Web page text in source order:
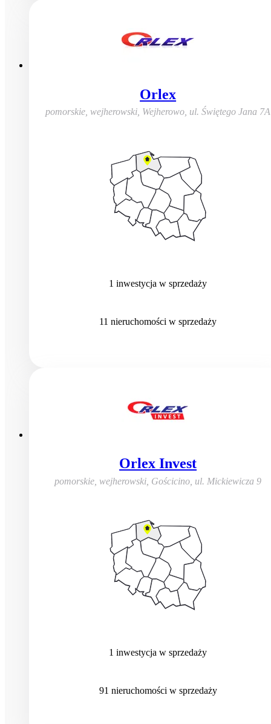
Orlex
pomorskie, wejherowski, Wejherowo ul. Świętego Jana 7A
1 inwestycja w sprzedaży
11 nieruchomości w sprzedaży
Orlex Invest
pomorskie, wejherowski, Gościcino ul. Mickiewicza 9
1 inwestycja w sprzedaży
91 nieruchomości w sprzedaży